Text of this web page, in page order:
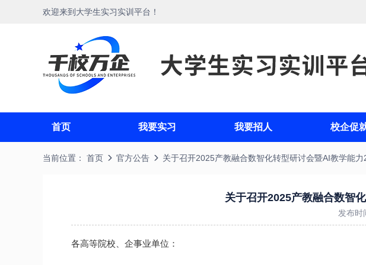
欢迎来到大学生实习实训平台！
首页 我要实习 我要招人 校企促
当前位置： 首页 官方公告 关于召开2025产教融合数智化转型研讨会暨AI教学能
关于召开2025产教融合数智
发布时
各高等院校、企事业单位：